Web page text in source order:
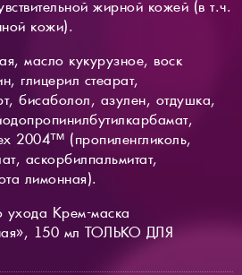
жирной кожей (в т.ч.
кожи).
масло кукурузное, воск
глицерил стеарат,
бисаболол, азулен, отдушка,
2004™ (пропиленгликоль,
аскорбилпальмитат,
лимонная).
ухода Крем-маска
150 мл ТОЛЬКО ДЛЯ